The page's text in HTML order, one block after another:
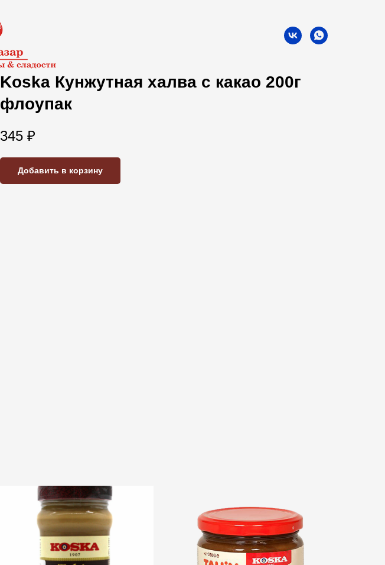
Koska Кунжутная халва с какао 200г
флоупак
345 ₽
Добавить в корзину